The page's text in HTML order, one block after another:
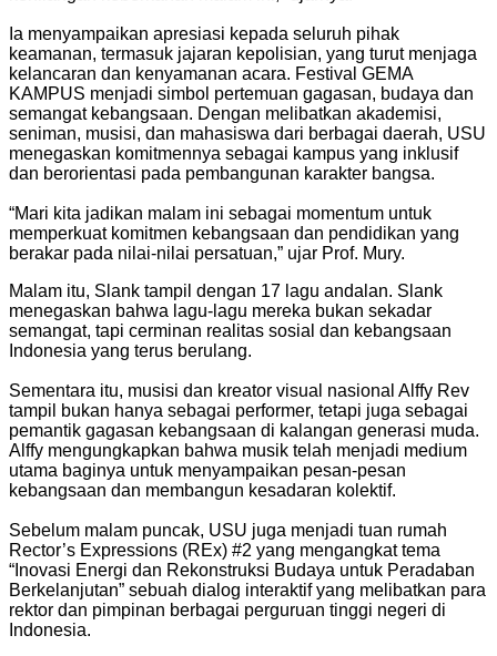
Ia menyampaikan apresiasi kepada seluruh pihak
keamanan, termasuk jajaran kepolisian, yang turut menjaga
kelancaran dan kenyamanan acara. Festival GEMA
KAMPUS menjadi simbol pertemuan gagasan, budaya dan
semangat kebangsaan. Dengan melibatkan akademisi,
seniman, musisi, dan mahasiswa dari berbagai daerah, USU
menegaskan komitmennya sebagai kampus yang inklusif
dan berorientasi pada pembangunan karakter bangsa.
“Mari kita jadikan malam ini sebagai momentum untuk
memperkuat komitmen kebangsaan dan pendidikan yang
berakar pada nilai-nilai persatuan,” ujar Prof. Mury.
Malam itu, Slank tampil dengan 17 lagu andalan. Slank
menegaskan bahwa lagu-lagu mereka bukan sekadar
semangat, tapi cerminan realitas sosial dan kebangsaan
Indonesia yang terus berulang.
Sementara itu, musisi dan kreator visual nasional Alffy Rev
tampil bukan hanya sebagai performer, tetapi juga sebagai
pemantik gagasan kebangsaan di kalangan generasi muda.
Alffy mengungkapkan bahwa musik telah menjadi medium
utama baginya untuk menyampaikan pesan-pesan
kebangsaan dan membangun kesadaran kolektif.
Sebelum malam puncak, USU juga menjadi tuan rumah
Rector’s Expressions (REx) #2 yang mengangkat tema
“Inovasi Energi dan Rekonstruksi Budaya untuk Peradaban
Berkelanjutan” sebuah dialog interaktif yang melibatkan para
rektor dan pimpinan berbagai perguruan tinggi negeri di
Indonesia.